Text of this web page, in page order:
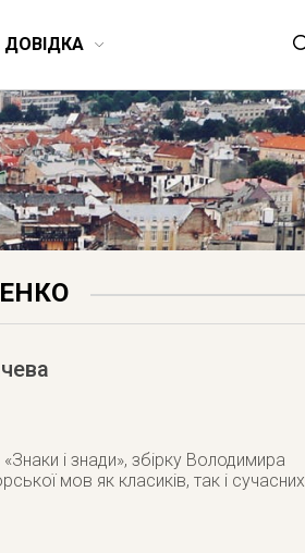
ДОВІДКА
і знади», збірку Володимира
мов як класиків, так і сучасних